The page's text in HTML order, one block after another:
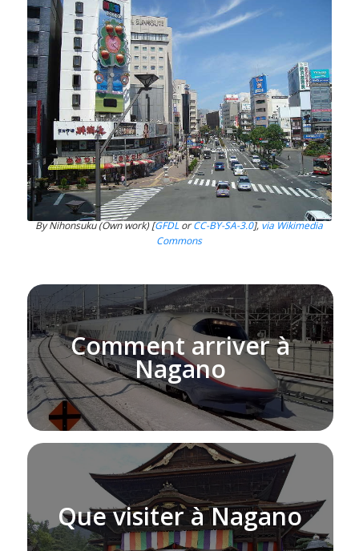
By Nihonsuku (Own work) [GFDLorCC-BY-SA-3.0],via Wikimedia
Commons
Comment arriver à
Nagano
Que visiter à Nagano